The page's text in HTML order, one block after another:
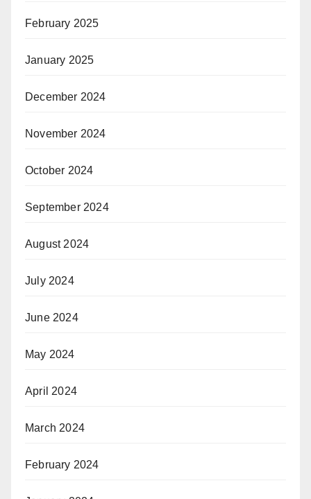
February 2025
January 2025
December 2024
November 2024
October 2024
September 2024
August 2024
July 2024
June 2024
May 2024
April 2024
March 2024
February 2024